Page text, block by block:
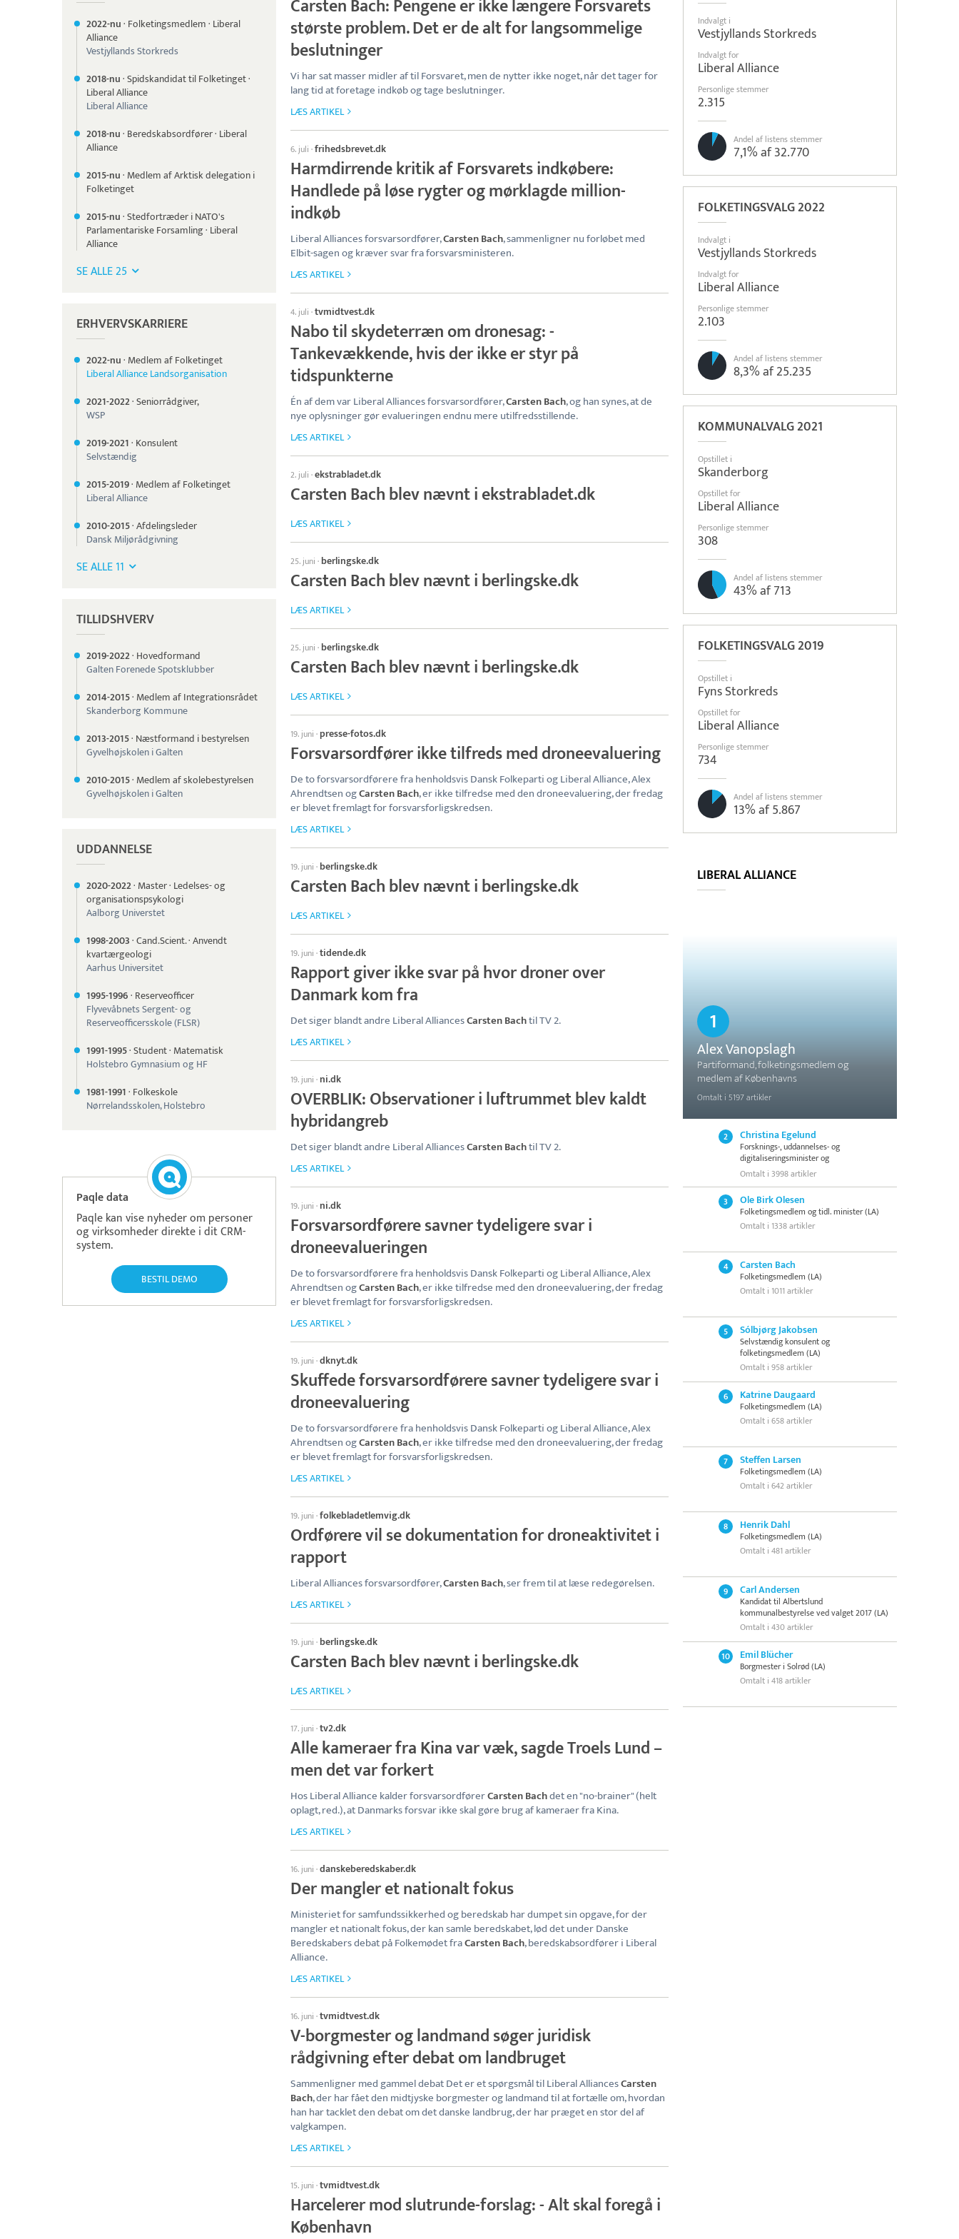
Indvalgt i
Vestjyllands Storkreds
Indvalgt for
Liberal Alliance
Personlige stemmer
2.315
Andel af listens stemmer
7,1% af 32.770
FOLKETINGSVALG 2022
Indvalgt i
Vestjyllands Storkreds
Indvalgt for
Liberal Alliance
Personlige stemmer
2.103
Andel af listens stemmer
8,3% af 25.235
KOMMUNALVALG 2021
Opstillet i
Skanderborg
Opstillet for
Liberal Alliance
Personlige stemmer
308
Andel af listens stemmer
43% af 713
FOLKETINGSVALG 2019
Opstillet i
Fyns Storkreds
Opstillet for
Liberal Alliance
Personlige stemmer
734
Andel af listens stemmer
13% af 5.867
LIBERAL ALLIANCE
1
Alex Vanopslagh
Partiformand, folketingsmedlem og
medlem af Københavns
borgerrepræsentation (LA)
Omtalt i 5197 artikler
2 Christina Egelund
Forsknings-, uddannelses- og
digitaliseringsminister og
folketingsmedlem (M)
Omtalt i 3998 artikler
3
Ole Birk Olesen
Folketingsmedlem og tidl. minister (LA)
Omtalt i 1338 artikler
4 Carsten Bach
Folketingsmedlem (LA)
Omtalt i 1011 artikler
5 Sólbjørg Jakobsen
Selvstændig konsulent og
folketingsmedlem (LA)
Omtalt i 958 artikler
6 Katrine Daugaard
Folketingsmedlem (LA)
Omtalt i 658 artikler
7 Steffen Larsen
Folketingsmedlem (LA)
Omtalt i 642 artikler
8 Henrik Dahl
Folketingsmedlem (LA)
Omtalt i 481 artikler
9 Carl Andersen
Kandidat til Albertslund
kommunalbestyrelse ved valget 2017 (LA)
Omtalt i 430 artikler
10 Emil Blücher
Borgmester i Solrød (LA)
Omtalt i 418 artikler
2022-nu· Folketingsmedlem· Liberal
Alliance
Vestjyllands Storkreds
2018-nu·Spidskandidat til Folketinget·
Liberal Alliance
Liberal Alliance
2018-nu· Beredskabsordfører· Liberal
Alliance
2015-nu· Medlem af Arktisk delegation i
Folketinget
2015-nu·Stedfortræder i NATO's
Parlamentariske Forsamling· Liberal
Alliance
SE ALLE 25
ERHVERVSKARRIERE
2022-nu· Medlem af Folketinget
Liberal Alliance Landsorganisation
2021-2022·Seniorrådgiver,
WSP
2019-2021· Konsulent
Selvstændig
2015-2019· Medlem af Folketinget
Liberal Alliance
2010-2015·Afdelingsleder
Dansk Miljørådgivning
SE ALLE 11
TILLIDSHVERV
2019-2022· Hovedformand
Galten Forenede Spotsklubber
2014-2015· Medlem af Integrationsrådet
Skanderborg Kommune
2013-2015· Næstformand i bestyrelsen
Gyvelhøjskolen i Galten
2010-2015· Medlem af skolebestyrelsen
Gyvelhøjskolen i Galten
UDDANNELSE
2020-2022· Master· Ledelses- og
organisationspsykologi
Aalborg Universtet
1998-2003·Cand.Scient.·Anvendt
kvartærgeologi
Aarhus Universitet
1995-1996· Reserveofficer
Flyvevåbnets Sergent- og
Reserveofficersskole (FLSR)
1991-1995·Student· Matematisk
Holstebro Gymnasium og HF
1981-1991· Folkeskole
Nørrelandsskolen, Holstebro
Paqle data
Paqle kan vise nyheder om personer
og virksomheder direkte i dit CRM-
system.
BESTIL DEMO
Carsten Bach: Pengene er ikke længere Forsvarets
største problem. Det er de alt for langsommelige
beslutninger
Vi har sat masser midler af til Forsvaret, men de nytter ikke noget, når det tager for
lang tid at foretage indkøb og tage beslutninger.
LÆS ARTIKEL
6. juli ·frihedsbrevet.dk
Harmdirrende kritik af Forsvarets indkøbere:
Handlede på løse rygter og mørklagde million-
indkøb
Liberal Alliances forsvarsordfører,Carsten Bach, sammenligner nu forløbet med
Elbit-sagen og kræver svar fra forsvarsministeren.
LÆS ARTIKEL
4. juli ·tvmidtvest.dk
Nabo til skydeterræn om dronesag: -
Tankevækkende, hvis der ikke er styr på
tidspunkterne
Én af dem var Liberal Alliances forsvarsordfører,Carsten Bach, og han synes, at de
nye oplysninger gør evalueringen endnu mere utilfredsstillende.
LÆS ARTIKEL
2. juli ·ekstrabladet.dk
Carsten Bach blev nævnt i ekstrabladet.dk
LÆS ARTIKEL
25. juni · berlingske.dk
Carsten Bach blev nævnt i berlingske.dk
LÆS ARTIKEL
25. juni · berlingske.dk
Carsten Bach blev nævnt i berlingske.dk
LÆS ARTIKEL
19. juni ·presse-fotos.dk
Forsvarsordfører ikke tilfreds med droneevaluering
De to forsvarsordførere fra henholdsvis Dansk Folkeparti og Liberal Alliance, Alex
Ahrendtsen ogCarsten Bach, er ikke tilfredse med den droneevaluering, der fredag
er blevet fremlagt for forsvarsforligskredsen.
LÆS ARTIKEL
19. juni · berlingske.dk
Carsten Bach blev nævnt i berlingske.dk
LÆS ARTIKEL
19. juni ·tidende.dk
Rapport giver ikke svar på hvor droner over
Danmark kom fra
Det siger blandt andre Liberal AlliancesCarsten Bachtil TV 2.
LÆS ARTIKEL
19. juni · ni.dk
OVERBLIK: Observationer i luftrummet blev kaldt
hybridangreb
Det siger blandt andre Liberal AlliancesCarsten Bachtil TV 2.
LÆS ARTIKEL
19. juni · ni.dk
Forsvarsordførere savner tydeligere svar i
droneevalueringen
De to forsvarsordførere fra henholdsvis Dansk Folkeparti og Liberal Alliance, Alex
Ahrendtsen ogCarsten Bach, er ikke tilfredse med den droneevaluering, der fredag
er blevet fremlagt for forsvarsforligskredsen.
LÆS ARTIKEL
19. juni ·dknyt.dk
Skuffede forsvarsordførere savner tydeligere svar i
droneevaluering
De to forsvarsordførere fra henholdsvis Dansk Folkeparti og Liberal Alliance, Alex
Ahrendtsen ogCarsten Bach, er ikke tilfredse med den droneevaluering, der fredag
er blevet fremlagt for forsvarsforligskredsen.
LÆS ARTIKEL
19. juni ·folkebladetlemvig.dk
Ordførere vil se dokumentation for droneaktivitet i
rapport
Liberal Alliances forsvarsordfører,Carsten Bach, ser frem til at læse redegørelsen.
LÆS ARTIKEL
19. juni · berlingske.dk
Carsten Bach blev nævnt i berlingske.dk
LÆS ARTIKEL
17. juni ·tv2.dk
Alle kameraer fra Kina var væk, sagde Troels Lund –
men det var forkert
Hos Liberal Alliance kalder forsvarsordførerCarsten Bachdet en "no-brainer" (helt
oplagt, red.), at Danmarks forsvar ikke skal gøre brug af kameraer fra Kina.
LÆS ARTIKEL
16. juni ·danskeberedskaber.dk
Der mangler et nationalt fokus
Ministeriet for samfundssikkerhed og beredskab har dumpet sin opgave, for der
mangler et nationalt fokus, der kan samle beredskabet, lød det under Danske
Beredskabers debat på Folkemødet fraCarsten Bach, beredskabsordfører i Liberal
Alliance.
LÆS ARTIKEL
16. juni ·tvmidtvest.dk
V-borgmester og landmand søger juridisk
rådgivning efter debat om landbruget
Sammenligner med gammel debat Det er et spørgsmål til Liberal AlliancesCarsten
Bach, der har fået den midtjyske borgmester og landmand til at fortælle om, hvordan
han har tacklet den debat om det danske landbrug, der har præget en stor del af
valgkampen.
LÆS ARTIKEL
15. juni ·tvmidtvest.dk
Harcelerer mod slutrunde-forslag: - Alt skal foregå i
København